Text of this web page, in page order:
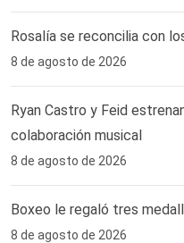
Rosalía se reconcilia con
8 de agosto de 2026
Ryan Castro y Feid
colaboración musical
8 de agosto de 2026
Boxeo le regaló tres
8 de agosto de 2026